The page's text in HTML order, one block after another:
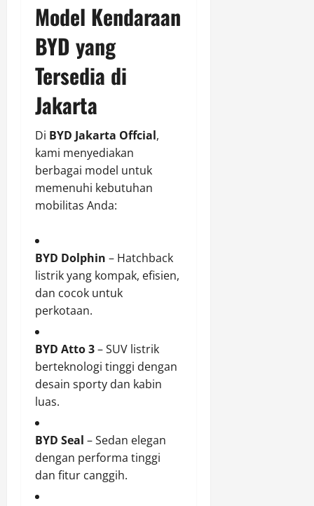
Model Kendaraan
BYD yang
Tersedia di
Jakarta
Di BYD Jakarta Offcial,
kami menyediakan
berbagai model untuk
memenuhi kebutuhan
mobilitas Anda:
BYD Dolphin – Hatchback
listrik yang kompak, efisien,
dan cocok untuk
perkotaan.
BYD Atto 3– SUV listrik
berteknologi tinggi dengan
desain sporty dan kabin
luas.
BYD Seal – Sedan elegan
dengan performa tinggi
dan fitur canggih.